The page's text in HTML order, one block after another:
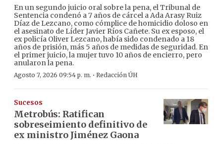
En un segundo juicio oral sobre la pena, el Tribunal de
Sentencia condenó a 7 años de cárcel a Ada Arasy Ruiz
Díaz de Lezcano, como cómplice de homicidio doloso en
el asesinato de Líder Javier Ríos Cañete. Su ex esposo, el
ex policía Oliver Lezcano, había sido condenado a 18
años de prisión, más 5 años de medidas de seguridad. En
el primer juicio, la mujer tuvo 10 años de encierro, pero
anularon la pena.
Agosto 7, 2026 09:54 p. m. · Redacción ÚH
Sucesos
Metrobús: Ratifican
sobreseimiento definitivo de
ex ministro Jiménez Gaona